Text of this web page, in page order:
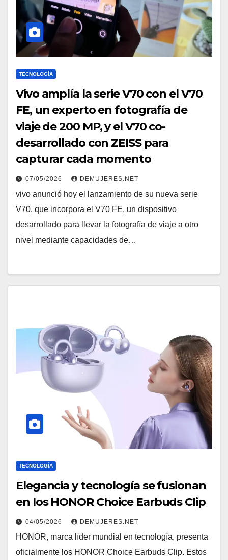
TECNOLOGÍA
Vivo amplía la serie V70 con el V70
FE, un experto en fotografía de
viaje de 200 MP, y el V70 co-
desarrollado con ZEISS para
capturar cada momento
07/05/2026 DEMUJERES.NET
vivo anunció hoy el lanzamiento de su nueva serie
V70, que incorpora el V70 FE, un dispositivo
desarrollado para llevar la fotografía de viaje a otro
nivel mediante capacidades de…
TECNOLOGÍA
Elegancia y tecnología se fusionan
en los HONOR Choice Earbuds Clip
04/05/2026 DEMUJERES.NET
HONOR, marca líder mundial en tecnología, presenta
oficialmente los HONOR Choice Earbuds Clip. Estos